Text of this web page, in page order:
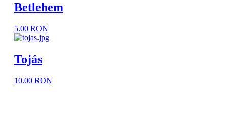
Betlehem
5.00 RON
Tojás
10.00 RON